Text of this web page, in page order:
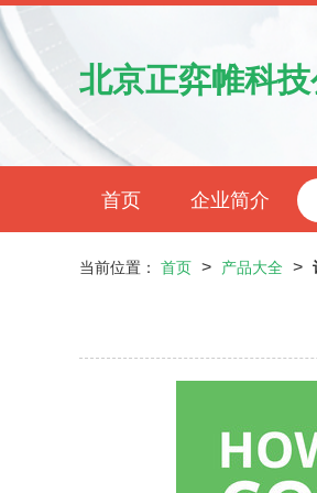
北京正弈帷科技
首页 企业简介
当前位置： 首页 > 产品大全 >